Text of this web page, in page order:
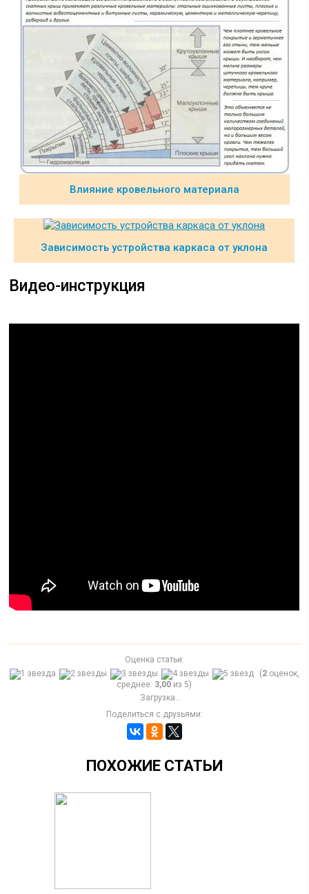
Влияние кровельного материала
Зависимость устройства каркаса от уклона
Видео-инструкция
Оценка статьи:
(2оценок,
среднее: 3,00 из 5)
Загрузка...
Поделиться с друзьями:
ПОХОЖИЕ СТАТЬИ